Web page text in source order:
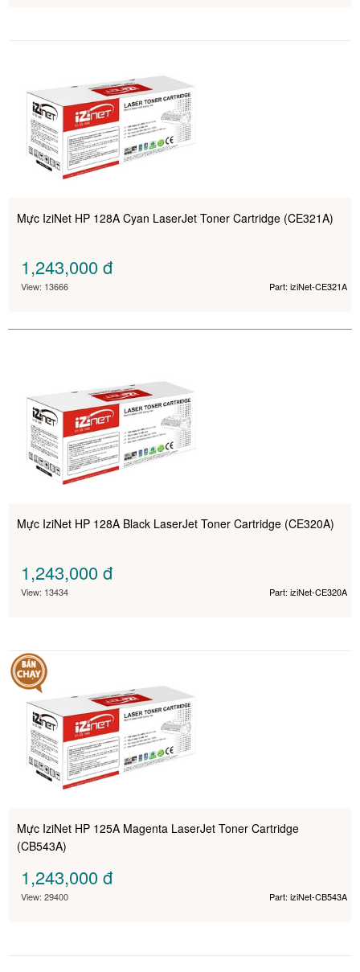
Mực IziNet HP 128A Cyan LaserJet Toner Cartridge (CE321A)
1,243,000đ
View: 13666 Part: iziNet-CE321A
Mực IziNet HP 128A Black LaserJet Toner Cartridge (CE320A)
1,243,000đ
View: 13434 Part: iziNet-CE320A
Mực IziNet HP 125A Magenta LaserJet Toner Cartridge
(CB543A)
1,243,000đ
View: 29400 Part: iziNet-CB543A